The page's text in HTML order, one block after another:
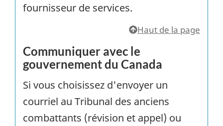
fournisseur de services.
Haut de la page
Communiquer avec le
gouvernement du Canada
Si vous choisissez d'envoyer un
courriel au Tribunal des anciens
combattants (révision et appel) ou